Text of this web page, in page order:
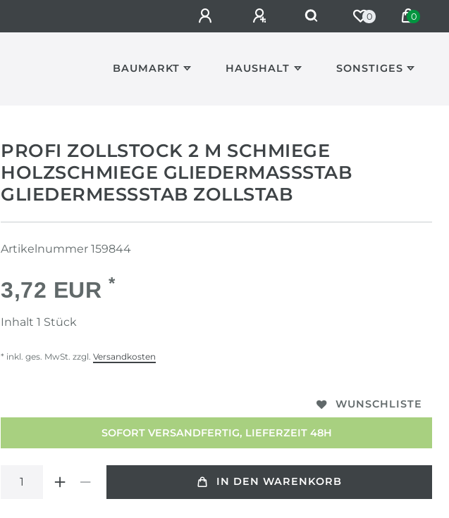
0 0
BAUMARKT HAUSHALT SONSTIGES
PROFI ZOLLSTOCK 2 M SCHMIEGE
HOLZSCHMIEGE GLIEDERMASSSTAB G
LIEDERMESSSTAB ZOLLSTAB
Artikelnummer 159844
3,72 EUR *
Inhalt 1 Stück
* inkl. ges. MwSt. zzgl. Versandkosten
WUNSCHLISTE
SOFORT VERSANDFERTIG, LIEFERZEIT 48H
IN DEN WARENKORB